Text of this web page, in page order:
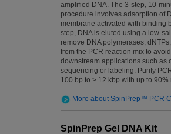
amplified DNA. The 3-step, 10-
procedure involves adsorption of
membrane activated with binding
step, DNA is eluted using a low-
remove DNA polymerases,
from the PCR reaction mix to
downstream applications such as
sequencing or labeling. Purify
100 bp to > 12 kbp with up to 90%
More about SpinPrep™ PCR
SpinPrep Gel DNA Kit